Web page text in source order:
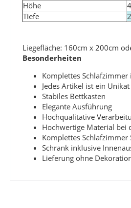
Höhe
Tiefe
Liegefläche: 160cm x 200cm
Besonderheiten
Komplettes
Jedes Artikel ist ein Unikat
Stabiles Bettkasten
Elegante Ausführung
Hochqualitative
Hochwertige Material bei
Komplettes Schlafzimmer
Schrank inklusive
Lieferung ohne
Zaunelement WPC 180x186 cm Schwarz
295,99 € *